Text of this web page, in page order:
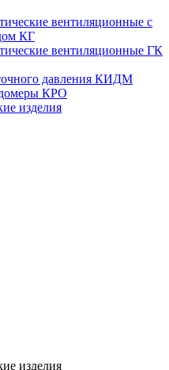
вентиляционные с
КГ
вентиляционные ГК
давления КИДМ
КРО
изделия
изделия